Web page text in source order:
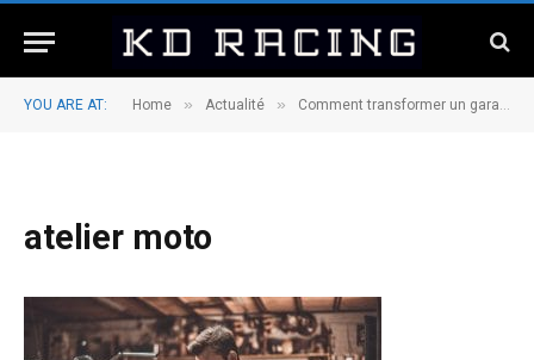
YOU ARE AT: Home » Actualité » Comment transformer un garage en atelier pour le bricolage de voiture ?
atelier moto